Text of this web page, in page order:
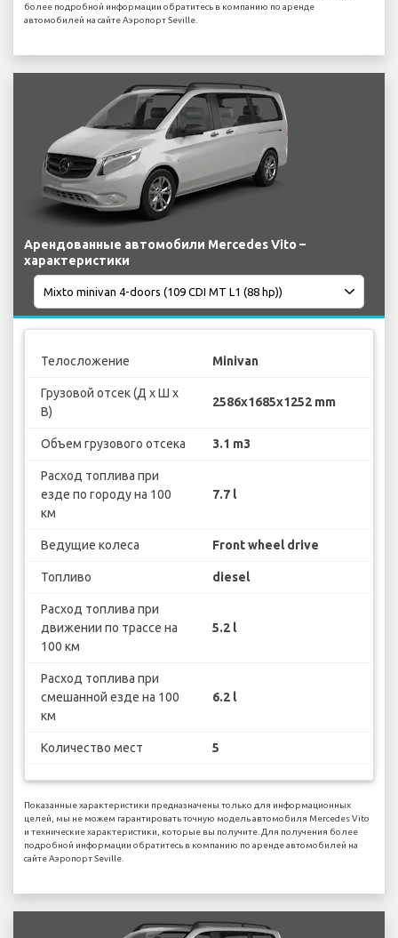
более подробной информации обратитесь в компанию по аренде
автомобилей на сайте Аэропорт Seville.
Арендованные автомобили Mercedes Vito –
характеристики
Телосложение Minivan
Грузовой отсек (Д х Ш х
В)
2586x1685x1252 mm
Объем грузового отсека 3.1 m3
Расход топлива при
езде по городу на 100
км
7.7 l
Ведущие колеса Front wheel drive
Топливо diesel
Расход топлива при
движении по трассе на
100 км
5.2 l
Расход топлива при
смешанной езде на 100
км
6.2 l
Количество мест 5
Показанные характеристики предназначены только для информационных
целей, мы не можем гарантировать точную модель автомобиля Mercedes Vito
и технические характеристики, которые вы получите. Для получения более
подробной информации обратитесь в компанию по аренде автомобилей на
сайте Аэропорт Seville.